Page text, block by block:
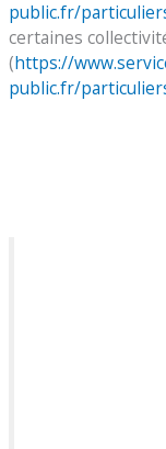
public.fr/
certaines
(https://
public.fr/